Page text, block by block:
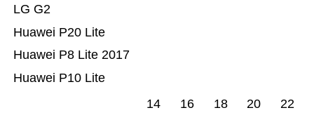
Huawei P10 Lite
Huawei P8 Lite 2017
Huawei P20 Lite
LG G2
14 16 18 20 22